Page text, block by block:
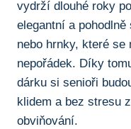
vydrží dlouhé roky
elegantní a⁢
nebo ⁤hrnky, které se
nepořádek. Díky
dárku⁣ si senioři⁤
‍klidem a‌ bez stresu
obviňování.